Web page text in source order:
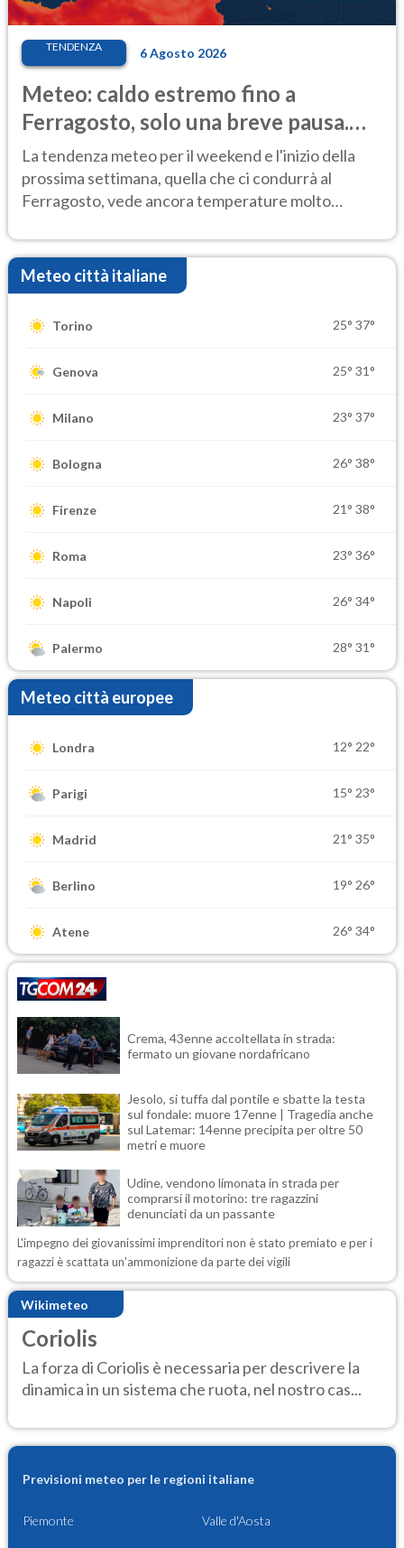
TENDENZA 6 Agosto 2026
Meteo: caldo estremo fino a
Ferragosto, solo una breve pausa.
Ecco dove
La tendenza meteo per il weekend e l'inizio della
prossima settimana, quella che ci condurrà al
Ferragosto, vede ancora temperature molto
Meteo città italiane
Torino 25° 37°
Genova 25° 31°
Milano 23° 37°
Bologna 26° 38°
Firenze 21° 38°
Roma 23° 36°
Napoli 26° 34°
Palermo 28° 31°
Meteo città europee
Londra 12° 22°
Parigi 15° 23°
Madrid 21° 35°
Berlino 19° 26°
Atene 26° 34°
Crema, 43enne accoltellata in strada:
fermato un giovane nordafricano
Jesolo, si tuffa dal pontile e sbatte la testa
sul fondale: muore 17enne | Tragedia anche
sul Latemar: 14enne precipita per oltre 50
metri e muore
Udine, vendono limonata in strada per
comprarsi il motorino: tre ragazzini
denunciati da un passante
L'impegno dei giovanissimi imprenditori non è stato premiato e per i
ragazzi è scattata un'ammonizione da parte dei vigili
Wikimeteo
Coriolis
La forza di Coriolis è necessaria per descrivere la
dinamica in un sistema che ruota, nel nostro cas...
Previsioni meteo per le regioni italiane
Piemonte Valle d'Aosta